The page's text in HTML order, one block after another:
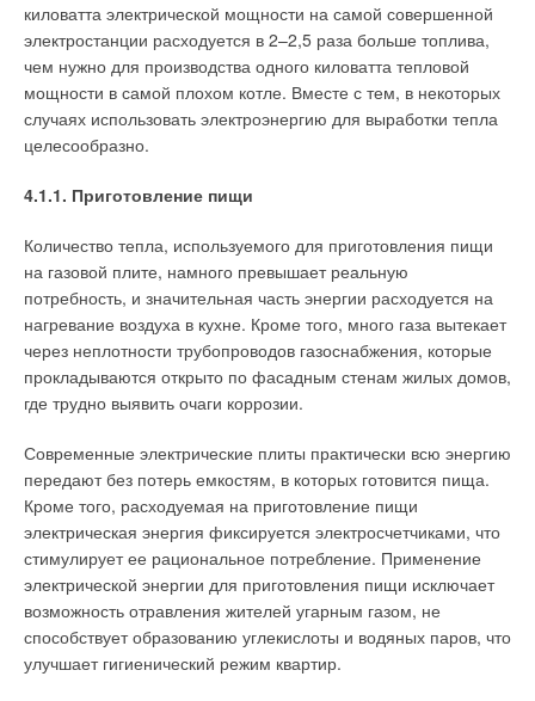
киловатта электрической мощности на самой совершенной
электростанции расходуется в 2–2,5 раза больше топлива,
чем нужно для производства одного киловатта тепловой
мощности в самой плохом котле. Вместе с тем, в некоторых
случаях использовать электроэнергию для выработки тепла
целесообразно.
4.1.1. Приготовление пищи
Количество тепла, используемого для приготовления пищи
на газовой плите, намного превышает реальную
потребность, и значительная часть энергии расходуется на
нагревание воздуха в кухне. Кроме того, много газа вытекает
через неплотности трубопроводов газоснабжения, которые
прокладываются открыто по фасадным стенам жилых домов,
где трудно выявить очаги коррозии.
Современные электрические плиты практически всю энергию
передают без потерь емкостям, в которых готовится пища.
Кроме того, расходуемая на приготовление пищи
электрическая энергия фиксируется электросчетчиками, что
стимулирует ее рациональное потребление. Применение
электрической энергии для приготовления пищи исключает
возможность отравления жителей угарным газом, не
способствует образованию углекислоты и водяных паров, что
улучшает гигиенический режим квартир.